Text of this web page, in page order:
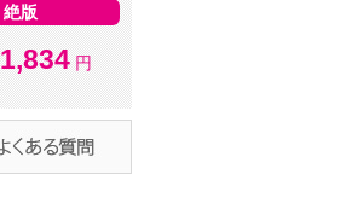
絶版
1,834円